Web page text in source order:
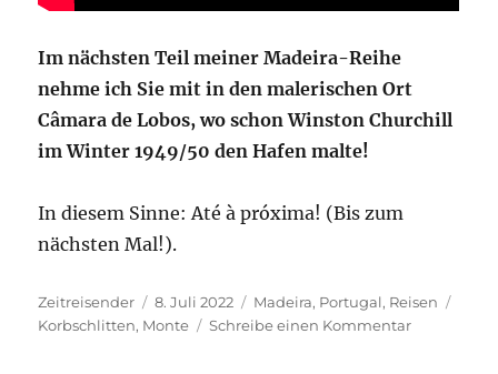
Im nächsten Teil meiner Madeira-Reihe
nehme ich Sie mit in den malerischen Ort
Câmara de Lobos, wo schon Winston Churchill
im Winter 1949/50 den Hafen malte!
In diesem Sinne: Até à próxima! (Bis zum
nächsten Mal!).
Autor
Zeitreisender
Veröffentlicht
am
8. Juli 2022 Kategorien
Madeira, Portugal, Reisen
Korbschlitten, Monte Schreibe einen Kommentarzu